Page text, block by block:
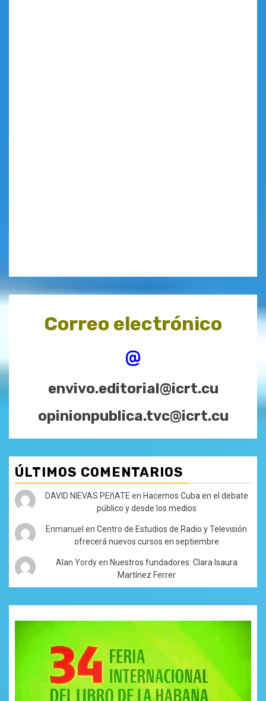
Correo electrónico
@
envivo.editorial@icrt.cu
opinionpublica.tvc@icrt.cu
ÚLTIMOS COMENTARIOS
DAVID NIEVAS PEñATE en Hacemos Cuba en el debate
público y desde los medios
Enmanuel enCentro de Estudios de Radio y Televisión
ofrecerá nuevos cursos en septiembre
Alan Yordyen Nuestros fundadores: Clara Isaura
Martínez Ferrer